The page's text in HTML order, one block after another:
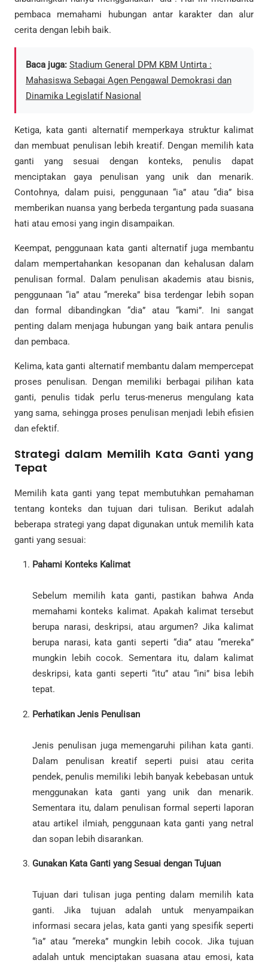
pembaca memahami hubungan antar karakter dan alur
cerita dengan lebih baik.
Baca juga: Stadium General DPM KBM Untirta :
Mahasiswa Sebagai Agen Pengawal Demokrasi dan
Dinamika Legislatif Nasional
Ketiga, kata ganti alternatif memperkaya struktur kalimat
dan membuat penulisan lebih kreatif. Dengan memilih kata
ganti yang sesuai dengan konteks, penulis dapat
menciptakan gaya penulisan yang unik dan menarik.
Contohnya, dalam puisi, penggunaan “ia” atau “dia” bisa
memberikan nuansa yang berbeda tergantung pada suasana
hati atau emosi yang ingin disampaikan.
Keempat, penggunaan kata ganti alternatif juga membantu
dalam mempertahankan kesopanan dan kehalusan dalam
penulisan formal. Dalam penulisan akademis atau bisnis,
penggunaan “ia” atau “mereka” bisa terdengar lebih sopan
dan formal dibandingkan “dia” atau “kami”. Ini sangat
penting dalam menjaga hubungan yang baik antara penulis
dan pembaca.
Kelima, kata ganti alternatif membantu dalam mempercepat
proses penulisan. Dengan memiliki berbagai pilihan kata
ganti, penulis tidak perlu terus-menerus mengulang kata
yang sama, sehingga proses penulisan menjadi lebih efisien
dan efektif.
Strategi dalam Memilih Kata Ganti yang
Tepat
Memilih kata ganti yang tepat membutuhkan pemahaman
tentang konteks dan tujuan dari tulisan. Berikut adalah
beberapa strategi yang dapat digunakan untuk memilih kata
ganti yang sesuai:
Pahami Konteks Kalimat
Sebelum memilih kata ganti, pastikan bahwa Anda
memahami konteks kalimat. Apakah kalimat tersebut
berupa narasi, deskripsi, atau argumen? Jika kalimat
berupa narasi, kata ganti seperti “dia” atau “mereka”
mungkin lebih cocok. Sementara itu, dalam kalimat
deskripsi, kata ganti seperti “itu” atau “ini” bisa lebih
tepat.
Perhatikan Jenis Penulisan
Jenis penulisan juga memengaruhi pilihan kata ganti.
Dalam penulisan kreatif seperti puisi atau cerita
pendek, penulis memiliki lebih banyak kebebasan untuk
menggunakan kata ganti yang unik dan menarik.
Sementara itu, dalam penulisan formal seperti laporan
atau artikel ilmiah, penggunaan kata ganti yang netral
dan sopan lebih disarankan.
Gunakan Kata Ganti yang Sesuai dengan Tujuan
Tujuan dari tulisan juga penting dalam memilih kata
ganti. Jika tujuan adalah untuk menyampaikan
informasi secara jelas, kata ganti yang spesifik seperti
“ia” atau “mereka” mungkin lebih cocok. Jika tujuan
adalah untuk menciptakan suasana atau emosi, kata